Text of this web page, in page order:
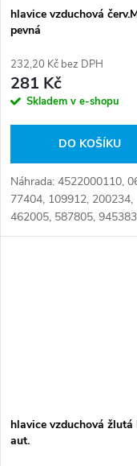
hlavice vzduchová
pevná
232,20 Kč bez DPH
281 Kč
Skladem v e-shopu
DO KOŠÍKU
Náhrada: 4522000110,
77404, 109912, 200234,
462005, 587805,
0109912, 0627500,
hlavice vzduchová žlutá
aut.